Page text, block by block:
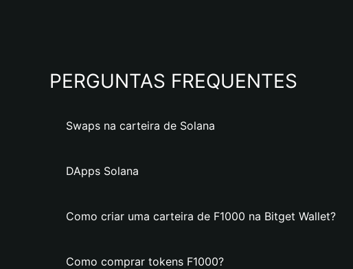
PERGUNTAS FREQUENTES
Swaps na carteira de Solana
DApps Solana
Como criar uma carteira de F1000 na Bitget Wallet?
Como comprar tokens F1000?